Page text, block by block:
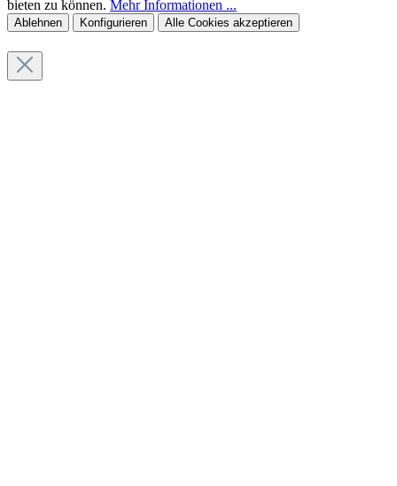
bieten zu können. Mehr Informationen ...
Ablehnen Konfigurieren Alle Cookies akzeptieren